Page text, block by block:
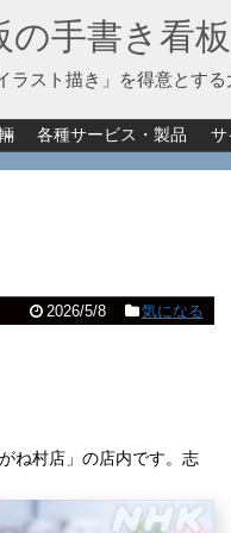
の手書き看
ラスト描き」を得意とす
各種サービス・製品 サ
2026/5/8 気になる
ね村店」の店内です。志